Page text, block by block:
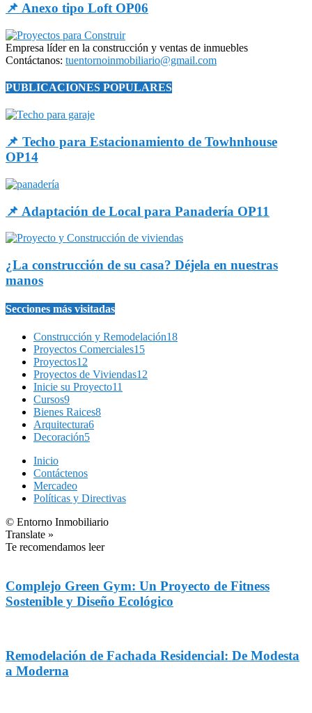
📌 Anexo tipo Loft OP06
Empresa líder en la construcción y ventas de inmuebles
Contáctanos: tuentornoinmobiliario@gmail.com
PUBLICACIONES POPULARES
📌 Techo para Estacionamiento de Towhnhouse
OP14
📌 Adaptación de Local para Panadería OP11
¿La construcción de su casa? Déjela en nuestras
manos
Secciones más visitadas
Construcción y Remodelación18
Proyectos Comerciales15
Proyectos12
Proyectos de Viviendas12
Inicie su Proyecto11
Cursos9
Bienes Raices8
Arquitectura6
Decoración5
Inicio
Contáctenos
Mercadeo
Políticas y Directivas
© Entorno Inmobiliario
Translate »
Te recomendamos leer
Complejo Green Gym: Un Proyecto de Fitness
Sostenible y Diseño Ecológico
Remodelación de Fachada Residencial: De Modesta
a Moderna